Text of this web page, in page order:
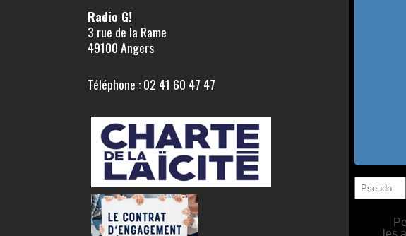
Radio G!
3 rue de la Rame
49100 Angers
Téléphone : 02 41 60 47 47